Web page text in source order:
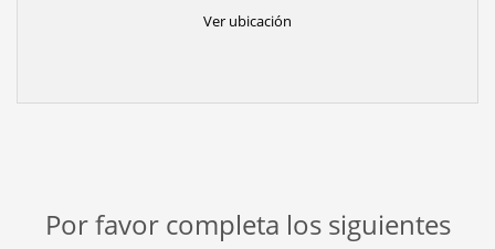
Ver ubicación
Por favor completa los siguientes